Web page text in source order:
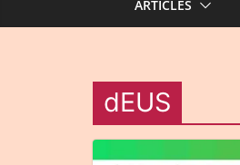
ARTICLES
dEUS